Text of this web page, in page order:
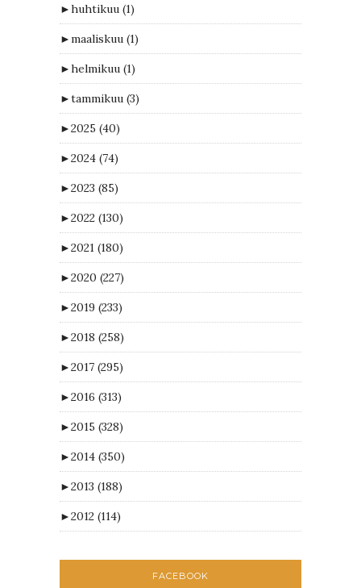
►huhtikuu (1)
►maaliskuu (1)
►helmikuu (1)
►tammikuu (3)
►2025 (40)
►2024 (74)
►2023 (85)
►2022 (130)
►2021 (180)
►2020 (227)
►2019 (233)
►2018 (258)
►2017 (295)
►2016 (313)
►2015 (328)
►2014 (350)
►2013 (188)
►2012 (114)
FACEBOOK